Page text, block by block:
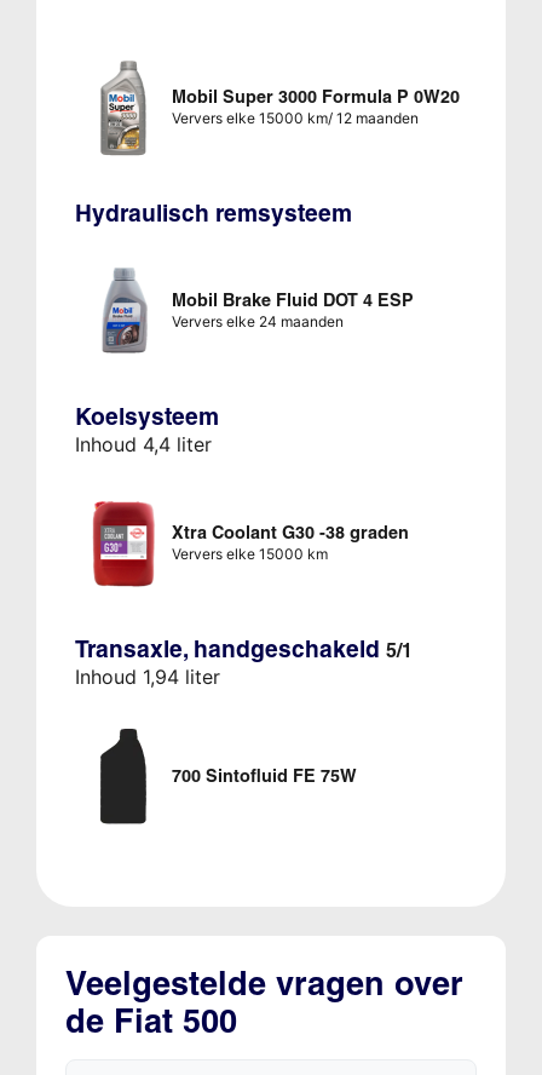
Mobil Super 3000 Formula P 0W20
Ververs elke 15000 km/ 12 maanden
Hydraulisch remsysteem
Mobil Brake Fluid DOT 4 ESP
Ververs elke 24 maanden
Koelsysteem
Inhoud 4,4 liter
Xtra Coolant G30 -38 graden
Ververs elke 15000 km
Transaxle, handgeschakeld 5/1
Inhoud 1,94 liter
700 Sintofluid FE 75W
Veelgestelde vragen over
de Fiat 500